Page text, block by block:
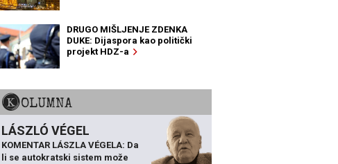
DRUGO MIŠLJENJE ZDENKA
DUKE: Dijaspora kao politički
projekt HDZ-a
KOLUMNA
LÁSZLÓ VÉGEL
KOMENTAR LÁSZLA VÉGELA: Da
li se autokratski sistem može